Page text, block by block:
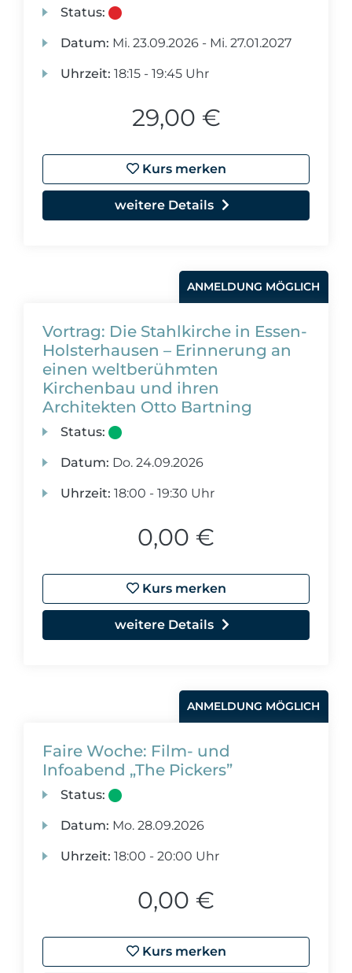
Status:
Datum: Mi. 23.09.2026 - Mi. 27.01.2027
Uhrzeit: 18:15 - 19:45 Uhr
29,00 €
Kurs merken
weitere Details
ANMELDUNG MÖGLICH
Vortrag: Die Stahlkirche in Essen-
Holsterhausen – Erinnerung an
einen weltberühmten
Kirchenbau und ihren
Architekten Otto Bartning
Status:
Datum: Do. 24.09.2026
Uhrzeit: 18:00 - 19:30 Uhr
0,00 €
Kurs merken
weitere Details
ANMELDUNG MÖGLICH
Faire Woche: Film- und
Infoabend „The Pickers”
Status:
Datum: Mo. 28.09.2026
Uhrzeit: 18:00 - 20:00 Uhr
0,00 €
Kurs merken